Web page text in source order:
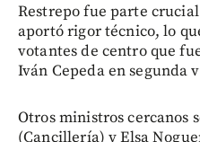
Restrepo fue parte
aportó rigor técnico, lo
votantes de centro que
Iván Cepeda en segunda
Otros ministros cercanos
(Cancillería) y Elsa